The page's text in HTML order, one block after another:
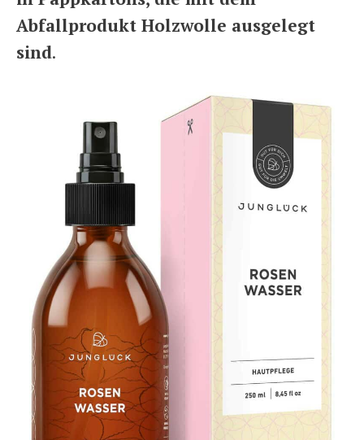
Abfallprodukt Holzwolle ausgelegt
sind.